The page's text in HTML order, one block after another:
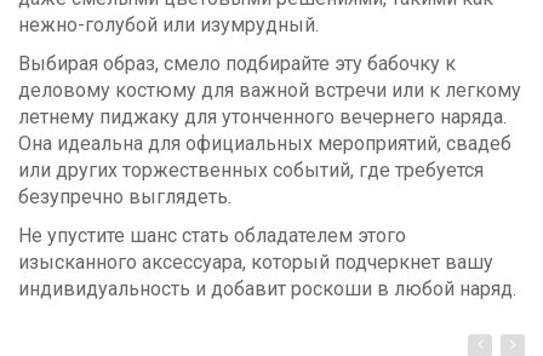
нежно-голубой или изумрудный.
Выбирая образ, смело подбирайте эту бабочку к
деловому костюму для важной встречи или к легкому
летнему пиджаку для утонченного вечернего наряда.
Она идеальна для официальных мероприятий, свадеб
или других торжественных событий, где требуется
безупречно выглядеть.
Не упустите шанс стать обладателем этого
изысканного аксессуара, который подчеркнет вашу
индивидуальность и добавит роскоши в любой наряд.